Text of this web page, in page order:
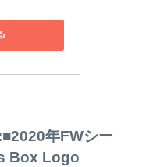
年FWシー
Box Logo